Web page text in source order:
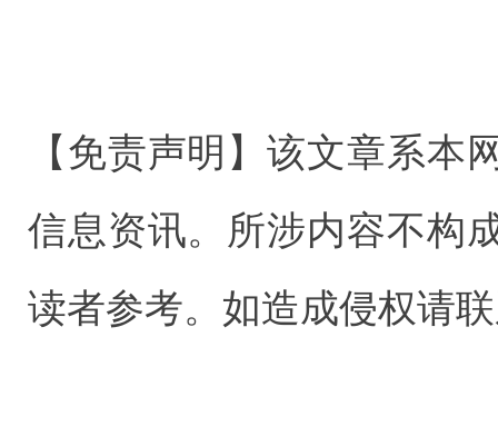
【免责声明】该文章系本
信息资讯。所涉内容不构
读者参考。如造成侵权请